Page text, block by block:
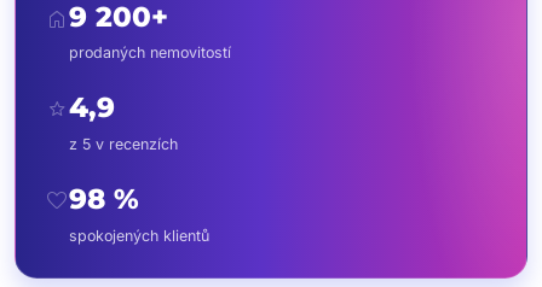
home9 200+
prodaných nemovitostí
star4,9
z 5 v recenzích
favorite98 %
spokojených klientů